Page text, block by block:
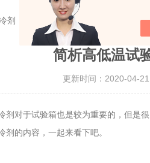
剂
简析高低温试
更新时间：2020-04-
对于试验箱也是较为重要的，但
的内容，一起来看下吧。